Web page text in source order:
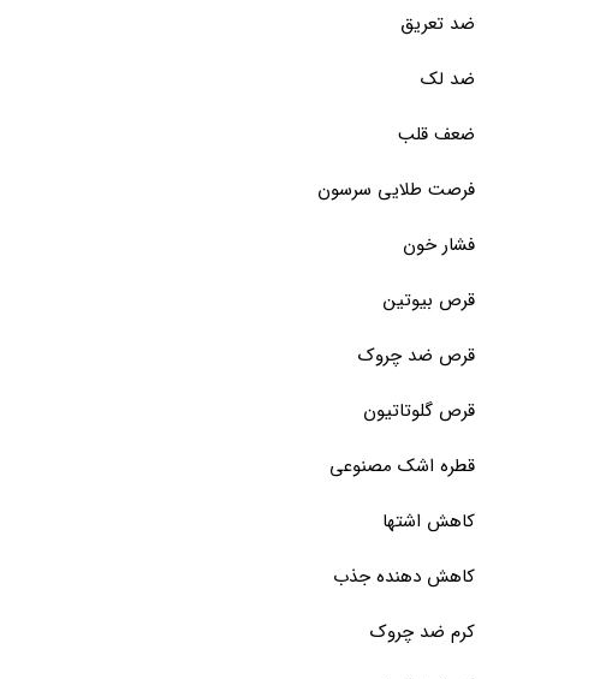
ضد تعریق
ضد لک
ضعف قلب
فرصت طلایی سرسون
فشار خون
قرص بیوتین
قرص ضد چروک
قرص گلوتاتیون
قطره اشک مصنوعی
کاهش اشتها
کاهش دهنده جذب
کرم ضد چروک